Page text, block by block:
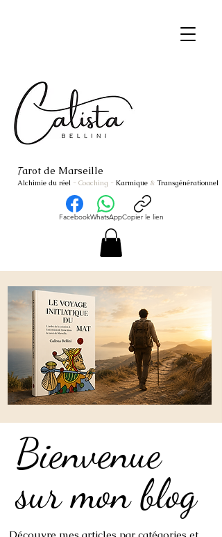
Tarot de Marseille
Alchimie du réel - Coaching - Karmique & Transgénérationnel
FacebookWhatsAppCopier le lien
Bienvenue
sur mon blog
Bienvenue
sur mon blog